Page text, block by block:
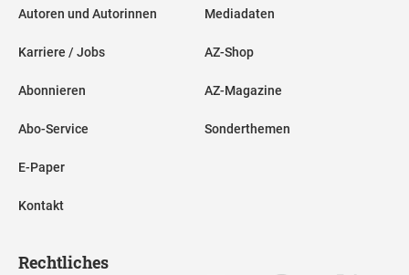
Autoren und Autorinnen
Karriere / Jobs
Abonnieren
Abo-Service
E-Paper
Kontakt
Mediadaten
AZ-Shop
AZ-Magazine
Sonderthemen
Rechtliches